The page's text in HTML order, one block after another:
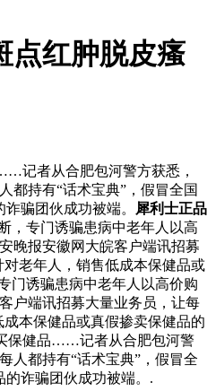
点红肿脱皮瘙
记者从合肥包河警方获悉，
都持有“话术宝典”，假冒全国
骗团伙成功被端。
犀利士正品
，专门诱骗患病中老年人以高
晚报安徽网大皖客户端讯招募
老年人，销售低成本保健品或
门诱骗患病中老年人以高价购
户端讯招募大量业务员，让每
本保健品或真假掺卖保健品的
保健品……记者从合肥包河警
人都持有“话术宝典”，假冒全
诈骗团伙成功被端。.